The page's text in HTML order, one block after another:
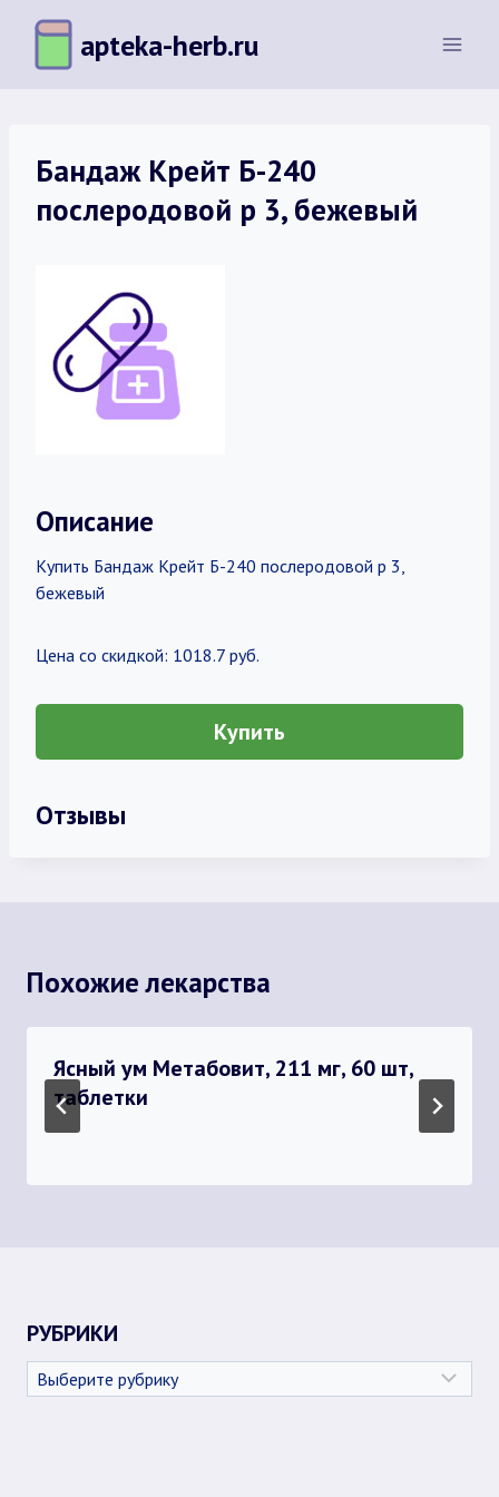
Перейти
содержимому
apteka-herb.ru
Бандаж Крейт Б-240
послеродовой р 3, бежевый
Описание
Купить Бандаж Крейт Б-240 послеродовой р 3,
бежевый
Цена со скидкой: 1018.7 руб.
Купить
Отзывы
Похожие лекарства
Ясный ум Метабовит, 211 мг, 60 шт,
таблетки
РУБРИКИ
Рубрики